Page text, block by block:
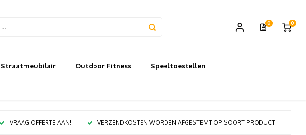
0 0
Straatmeubilair Outdoor Fitness Speeltoestellen
VRAAG OFFERTE AAN! VERZENDKOSTEN WORDEN AFGESTEMT OP SOORT PRODUCT!